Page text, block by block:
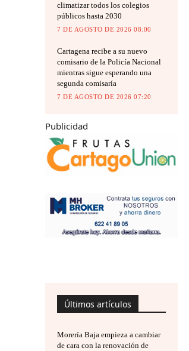
climatizar todos los colegios
públicos hasta 2030
7 DE AGOSTO DE 2026 08:00
Cartagena recibe a su nuevo
comisario de la Policía Nacional
mientras sigue esperando una
segunda comisaría
7 DE AGOSTO DE 2026 07:20
Publicidad
Últimos artículos
Morería Baja empieza a cambiar
de cara con la renovación de